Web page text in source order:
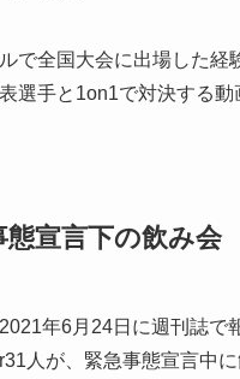
で全国大会に出場した
選手と1on1で対決する動
宣言下の飲み会
年6月24日に週刊誌
人が、緊急事態宣言中